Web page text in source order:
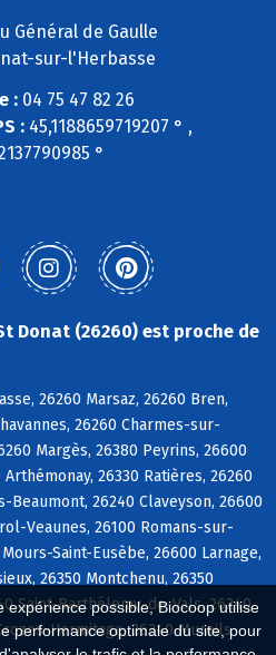
possible, Biocoop utilise
performance optimale du site, pour
Général de Gaulle
sur-l'Herbasse
: 04 75 47 82 26
:45,1188659719207 ° ,
°
Donat (26260) est proche de
26260 Marsaz, 26260 Bren,
26260 Charmes-sur-
Margès, 26380 Peyrins, 26600
26330 Ratières, 26260
Beaumont, 26240 Claveyson, 26600
Veaunes, 26100 Romans-sur-
Saint-Eusèbe, 26600 Larnage,
26350 Montchenu, 26350
Saint-Barthélemy-de-Vals, 26240
Hermitage, 26240 Mureils